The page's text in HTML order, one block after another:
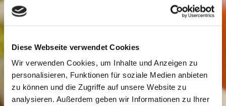
Diese Webseite verwendet Cookies
Wir verwenden Cookies, um Inhalte und Anzeigen zu
personalisieren, Funktionen für soziale Medien anbieten
zu können und die Zugriffe auf unsere Website zu
analysieren. Außerdem geben wir Informationen zu Ihrer
Ein Wrap ist ein Wrap? Nicht bei Heidi und Paul! Unsere
Wraps schmecken so, wie ein Wrap schmecken sollte:
weil die Wrapfladen genau die richtige Konsistenz
Heidi und Paul nur ausgesuchte Zutaten in den Wrap
rein dürfen, schwärmt man noch lange von seinem
Lieblingswrap und kommt bestimmt bald wieder!